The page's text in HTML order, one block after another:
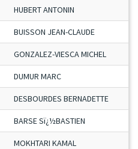
HUBERT ANTONIN
BUISSON JEAN-CLAUDE
GONZALEZ-VIESCA MICHEL
DUMUR MARC
DESBOURDES BERNADETTE
BARSE Sï¿½BASTIEN
MOKHTARI KAMAL